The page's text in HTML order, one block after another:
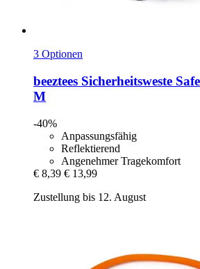
3 Optionen
beeztees Sicherheitsweste
M
-40%
Anpassungsfähig
Reflektierend
Angenehmer Tragekomfort
€ 8,39 € 13,99
Zustellung bis 12. August